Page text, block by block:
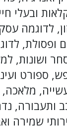
ובעלי
לדוגמה
ופסולת,
ושונות,
ספורט
מלאכה,
ותעבורה,
שמירה